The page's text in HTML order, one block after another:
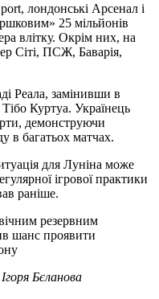
лондонські Арсенал і
25 мільйонів
влітку. Окрім них, на
Сіті, ПСЖ, Баварія,
Реала, замінивши в
Куртуа. Українець
демонструючи
в багатьох матчах.
для Луніна може
ігрової практики
раніше.
резервним
шанс проявити
Бєланова